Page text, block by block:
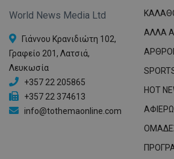
World News Media Ltd
Γιάννου Κρανιδιώτη 102,
Γραφείο 201, Λατσιά,
Λευκωσία
+357 22 205865
+357 22 374613
info@tothemaonline.com
ΑΛΛΑ
HOT